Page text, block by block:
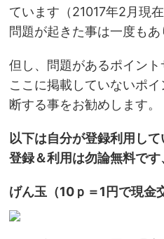
ています（21017年2月現在
問題が起きた事は一度もあ
但し、問題があるポイント
ここに掲載していないポ
断する事をお勧めします。
以下は自分が登録利用し
登録＆利用は勿論無料です
げん玉（10ｐ＝1円で現金